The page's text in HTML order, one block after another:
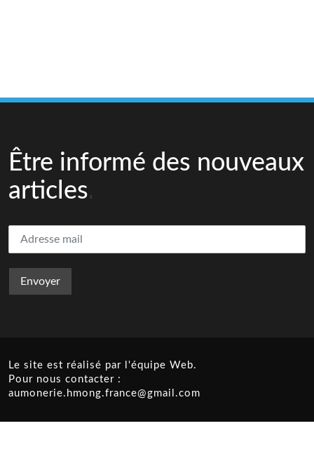
Être informé des nouveaux
articles
Le site est réalisé par l'équipe Web.
Pour nous contacter :
aumonerie.hmong.france@gmail.com